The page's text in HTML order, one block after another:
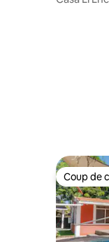
Coup de
Coup de